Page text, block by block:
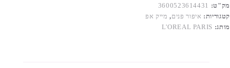
מק"ט: 3600523614431
קטגוריות: איפור פנים, מייק אפ
מותג: L'OREAL PARIS